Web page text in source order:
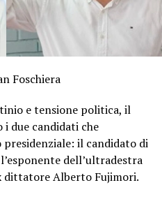
Foschiera
e tensione politica, il
due candidati che
il candidato di
dell’ultradestra
dittatore Alberto Fujimori.